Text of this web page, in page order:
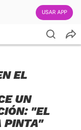
USAR APP
EL
UN
"EL
PINTA"